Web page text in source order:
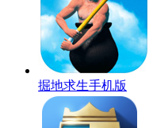
掘地求生手机版